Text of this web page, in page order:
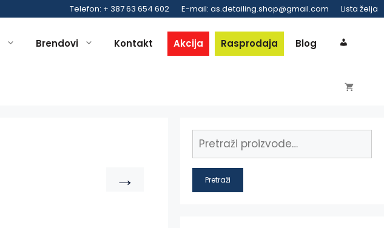
Telefon: + 387 63 654 602 E-mail: as.detailing.shop@gmail.com Lista želja
Brendovi Kontakt Akcija Rasprodaja Blog
→ Pretraži